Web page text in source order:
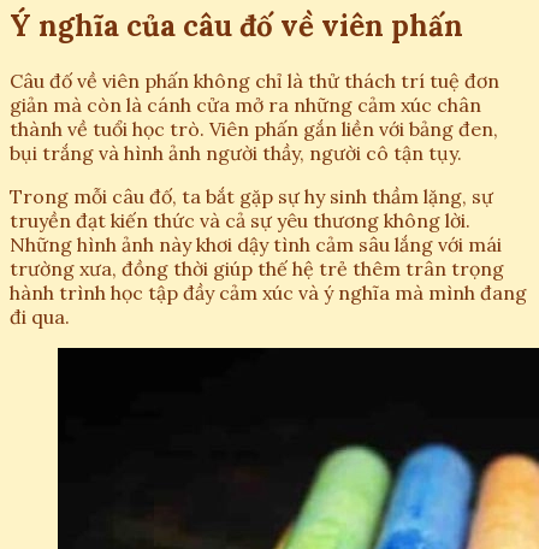
Ý nghĩa của câu đố về viên phấn
Câu đố về viên phấn không chỉ là thử thách trí tuệ đơn
giản mà còn là cánh cửa mở ra những cảm xúc chân
thành về tuổi học trò. Viên phấn gắn liền với bảng đen,
bụi trắng và hình ảnh người thầy, người cô tận tụy.
Trong mỗi câu đố, ta bắt gặp sự hy sinh thầm lặng, sự
truyền đạt kiến thức và cả sự yêu thương không lời.
Những hình ảnh này khơi dậy tình cảm sâu lắng với mái
trường xưa, đồng thời giúp thế hệ trẻ thêm trân trọng
hành trình học tập đầy cảm xúc và ý nghĩa mà mình đang
đi qua.